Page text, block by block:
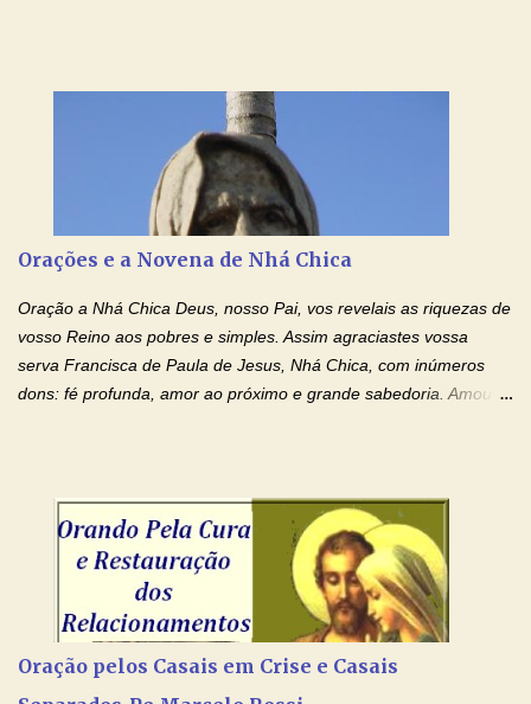
ensanguentadas, chagadas e abertas, sobre mim, neste
momento. Sinto-me completamente sem forças para prosseguir,
carregando as minhas cruzes. Preciso que a força e o poder de
Tuas Mãos, que suportaram a mais profunda dor ao serem
pregadas na Cruz, reergam-me e curem-me agora. Jesus, não
peço somente por mim, mas também por todos aqueles que mais
amo. Nós precisamos desesperadamente de cura física e
espiritual, através do toque consolador de tuas Mãos
ensanguentadas e infinitamente poderosas. Eu reconheço,
apesar de toda a minha limitação e da infinidade dos meus ...
Orações e a Novena de Nhá Chica
Oração a Nhá Chica Deus, nosso Pai, vos revelais as riquezas de
vosso Reino aos pobres e simples. Assim agraciastes vossa
serva Francisca de Paula de Jesus, Nhá Chica, com inúmeros
dons: fé profunda, amor ao próximo e grande sabedoria. Amou a
Senhor Jesus Cristo, vosso Filho, na unidade do Espírito Santo.
Amém. Novena a Nhá Chica (Oração para obter os favores
celestiais através da intercessão da Serva de Deus Nhá Chica)
(Rezar durante nove dias seguidos ou intercalados) Nhá Chica,
recorro a vós como intercessora entre a Bondade Divina e as
necessidades humanas. Peço-vos, como favor espiritual, que
entregueis nas mãos do Santíssimo o meu pedido urgente (Fazer
Oração pelos Casais em Crise e Casais